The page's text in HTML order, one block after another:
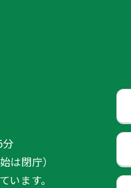
は閉庁）
ます。